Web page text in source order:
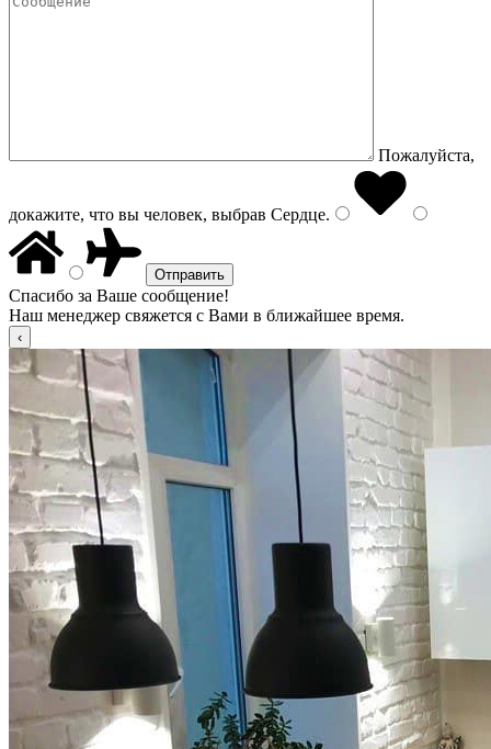
Пожалуйста,
докажите, что вы человек, выбрав Сердце.
Спасибо за Ваше сообщение!
Наш менеджер свяжется с Вами в ближайшее время.